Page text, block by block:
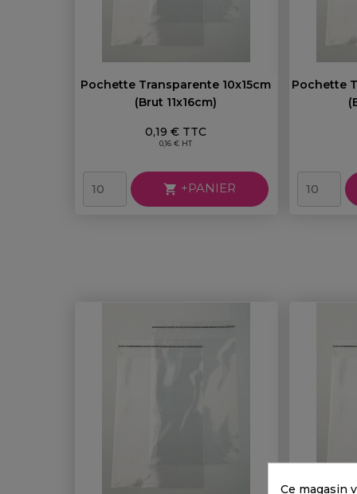
Pochette Transparente 10x15cm
(brut 11x16cm)
0,19 € TTC
0,16 € HT
 +PANIER
Pochette
Ce magasin